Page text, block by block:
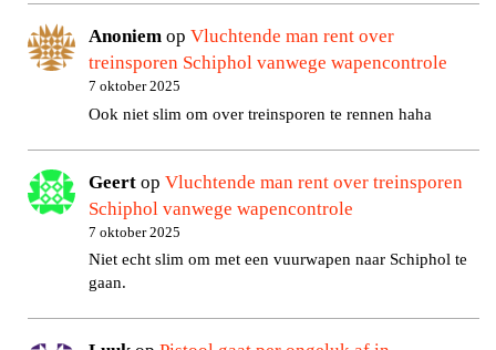
Anoniem opVluchtende man rent over
treinsporen Schiphol vanwege wapencontrole
7 oktober 2025
Ook niet slim om over treinsporen te rennen haha
Geert opVluchtende man rent over treinsporen
Schiphol vanwege wapencontrole
7 oktober 2025
Niet echt slim om met een vuurwapen naar Schiphol te
gaan.